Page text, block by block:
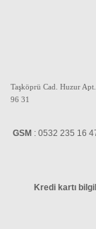
Taşköprü Cad. Huzur
96 31
GSM : 0532 235
Kredi kartı